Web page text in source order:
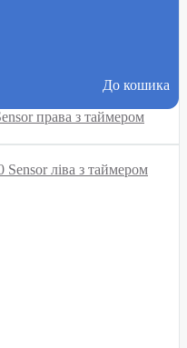
До кошика
права з таймером